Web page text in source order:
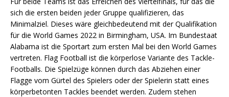
sich die ersten beiden jeder Gruppe qualifizieren, das
Minimalziel. Dieses wäre gleichbedeutend mit der Qualifikation
für die World Games 2022 in Birmingham, USA. Im Bundestaat
Alabama ist die Sportart zum ersten Mal bei den World Games
vertreten. Flag Football ist die körperlose Variante des Tackle-
Footballs. Die Spielzüge können durch das Abziehen einer
Flagge vom Gürtel des Spielers oder der Spielerin statt eines
körperbetonten Tackles beendet werden. Zudem stehen